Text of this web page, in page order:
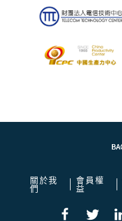
關於我
們
會員權
益